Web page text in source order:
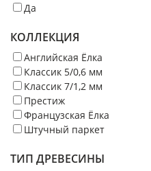
Да
КОЛЛЕКЦИЯ
Английская Ёлка
Классик 5/0,6 мм
Классик 7/1,2 мм
Престиж
Французская Ёлка
Штучный паркет
ТИП ДРЕВЕСИНЫ